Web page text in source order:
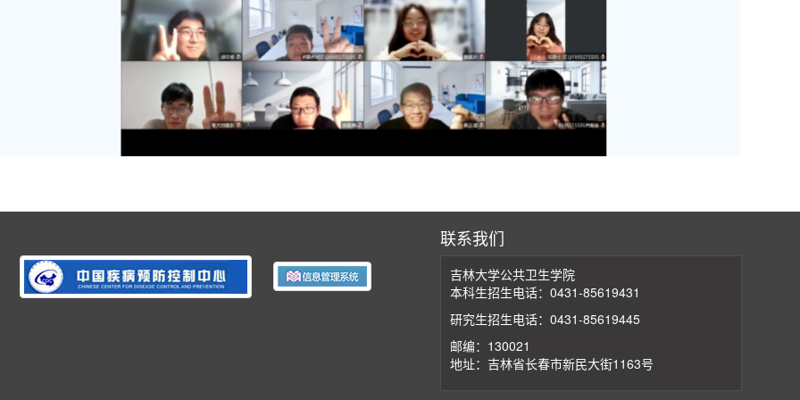
联系我们
吉林大学公共卫生学院
本科生招生电话：0431-85619431
研究生招生电话：0431-85619445
邮编：130021
地址：吉林省长春市新民大街1163号